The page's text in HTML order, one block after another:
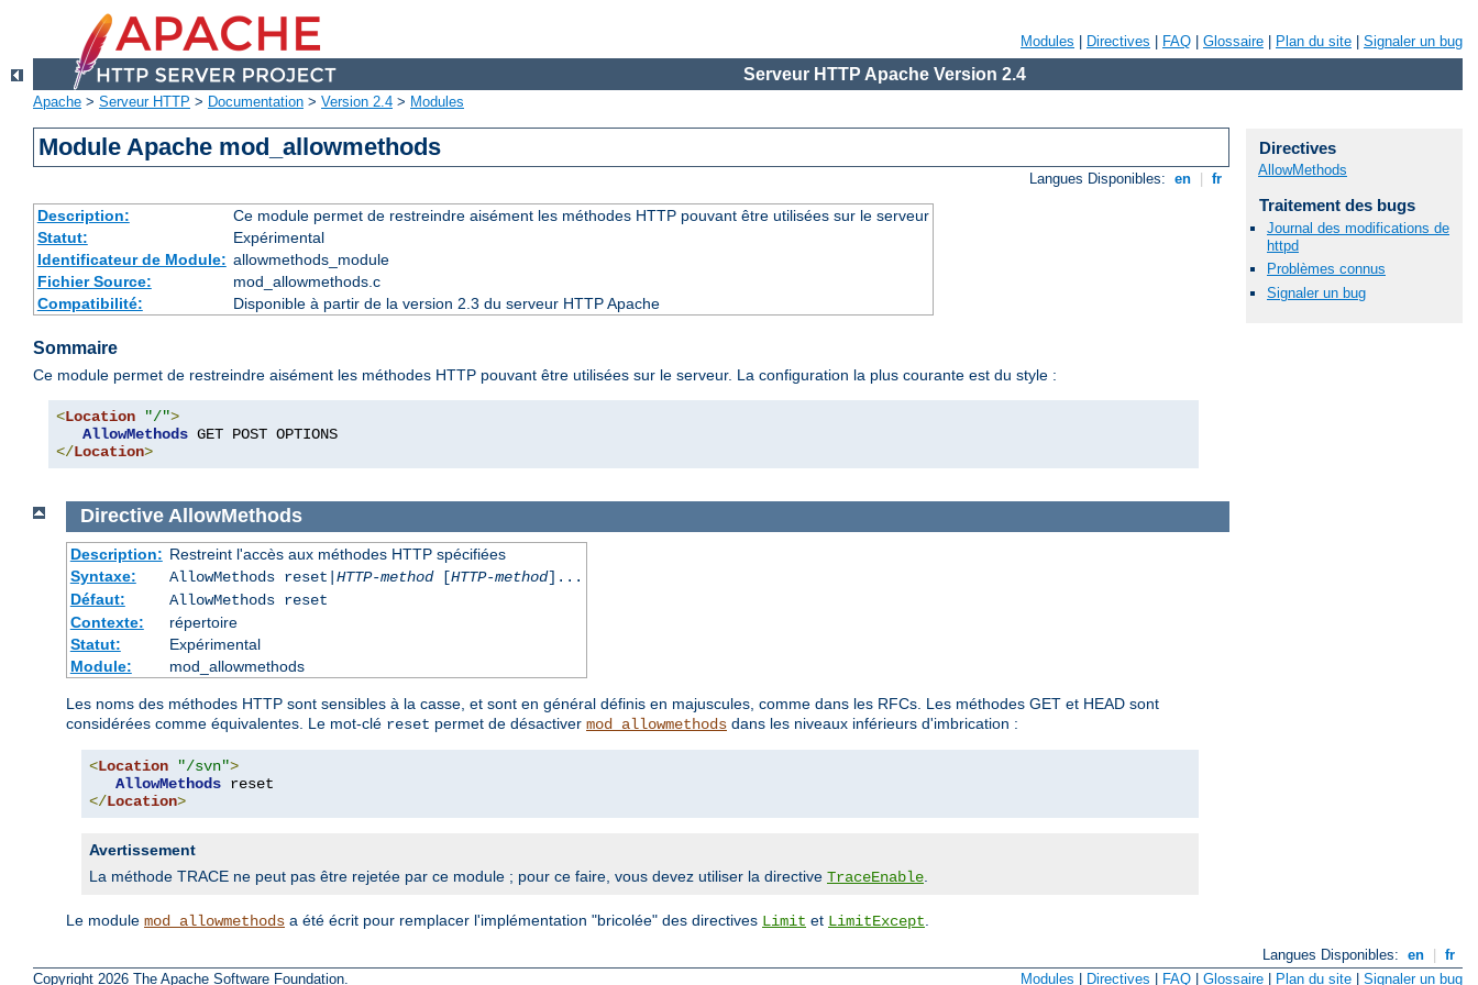
Modules Directives FAQ Glossaire Plan du site Signaler un bug
Serveur HTTP Apache Version 2.4
Apache > Serveur HTTP > Documentation > Version 2.4 > Modules
Module Apache mod_allowmethods
Langues Disponibles: en fr
Description:
Ce module permet de restreindre aisément les méthodes HTTP pouvant être utilisées sur le serveur
Statut:
Expérimental
Identificateur de Module: allowmethods_module
Fichier Source:
mod_allowmethods.c
Compatibilité:
Disponible à partir de la version 2.3 du serveur HTTP Apache
Sommaire
Ce module permet de restreindre aisément les méthodes HTTP pouvant être utilisées sur le serveur. La configuration la plus courante est du style :
<Location "/">
AllowMethods
</Location>
Directive AllowMethods
Description: Restreint l'accès aux méthodes HTTP spécifiées
Syntaxe:
AllowMethods reset| HTTP-method[HTTP-method]...
Défaut:
AllowMethods reset
Contexte:
répertoire
Statut:
Expérimental
Module:
mod_allowmethods
Les noms des méthodes HTTP sont sensibles à la casse, et sont en général définis en majuscules, comme dans les RFCs. Les méthodes GET et HEAD sont
considérées comme équivalentes. Le mot-clé reset permet de désactiver mod_allowmethods dans les niveaux inférieurs d'imbrication :
<Location "/svn">
AllowMethods
</Location>
Avertissement
La méthode TRACE ne peut pas être rejetée par ce module ; pour ce faire, vous devez utiliser la directive TraceEnable
Le module mod_allowmethods a été écrit pour remplacer l'implémentation "bricolée" des directives Limit et LimitExcept
Langues Disponibles: en
fr
Copyright 2026 The Apache Software Foundation.
Modules Directives FAQ Glossaire Plan du site Signaler un bug
Directives
AllowMethods
Traitement des bugs
Journal des modifications de
httpd
Problèmes connus
Signaler un bug